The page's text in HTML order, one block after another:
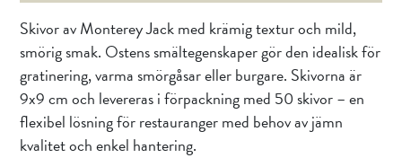
Skivor av Monterey Jack med krämig textur och mild,
smörig smak. Ostens smältegenskaper gör den idealisk för
gratinering, varma smörgåsar eller burgare. Skivorna är
9x9 cm och levereras i förpackning med 50 skivor – en
flexibel lösning för restauranger med behov av jämn
kvalitet och enkel hantering.